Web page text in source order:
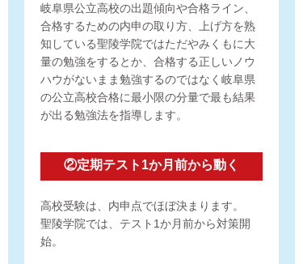
岐阜県公立高校の出題傾向や合格ライン、
合格するための内申の取り方、上げ方を熟
知している聖陵学院ではただやみくもに大
量の勉強をするとか、 合格する正しいノウ
ハウがないまま勉強するのではなく 岐阜県
の公立高校合格に最小限の分量で最も結果
が出る勉強法を指導します。
②定期テスト1か月前から動く
高校受験は、内申点でほぼ決まります。
聖陵学院では、テスト1か月前から対策開
始。